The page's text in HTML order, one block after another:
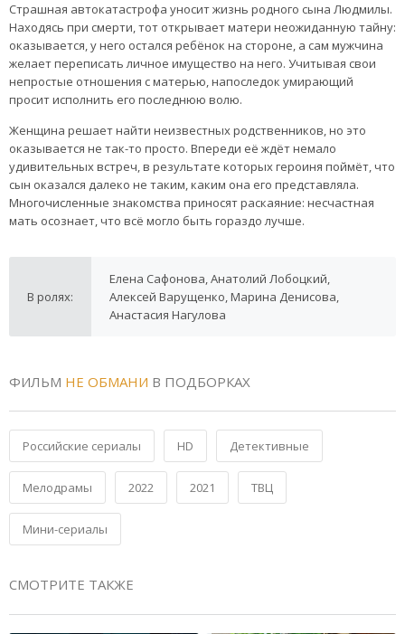
Страшная автокатастрофа уносит жизнь родного сына Людмилы.
Находясь при смерти, тот открывает матери неожиданную тайну:
оказывается, у него остался ребёнок на стороне, а сам мужчина
желает переписать личное имущество на него. Учитывая свои
непростые отношения с матерью, напоследок умирающий
просит исполнить его последнюю волю.
Женщина решает найти неизвестных родственников, но это
оказывается не так-то просто. Впереди её ждёт немало
удивительных встреч, в результате которых героиня поймёт, что
сын оказался далеко не таким, каким она его представляла.
Многочисленные знакомства приносят раскаяние: несчастная
мать осознает, что всё могло быть гораздо лучше.
В ролях:
Елена Сафонова, Анатолий Лобоцкий,
Алексей Варущенко, Марина Денисова,
Анастасия Нагулова
ФИЛЬМ НЕ ОБМАНИ В ПОДБОРКАХ
Российские сериалы HD Детективные
Мелодрамы 2022 2021 ТВЦ
Мини-сериалы
СМОТРИТЕ ТАКЖЕ